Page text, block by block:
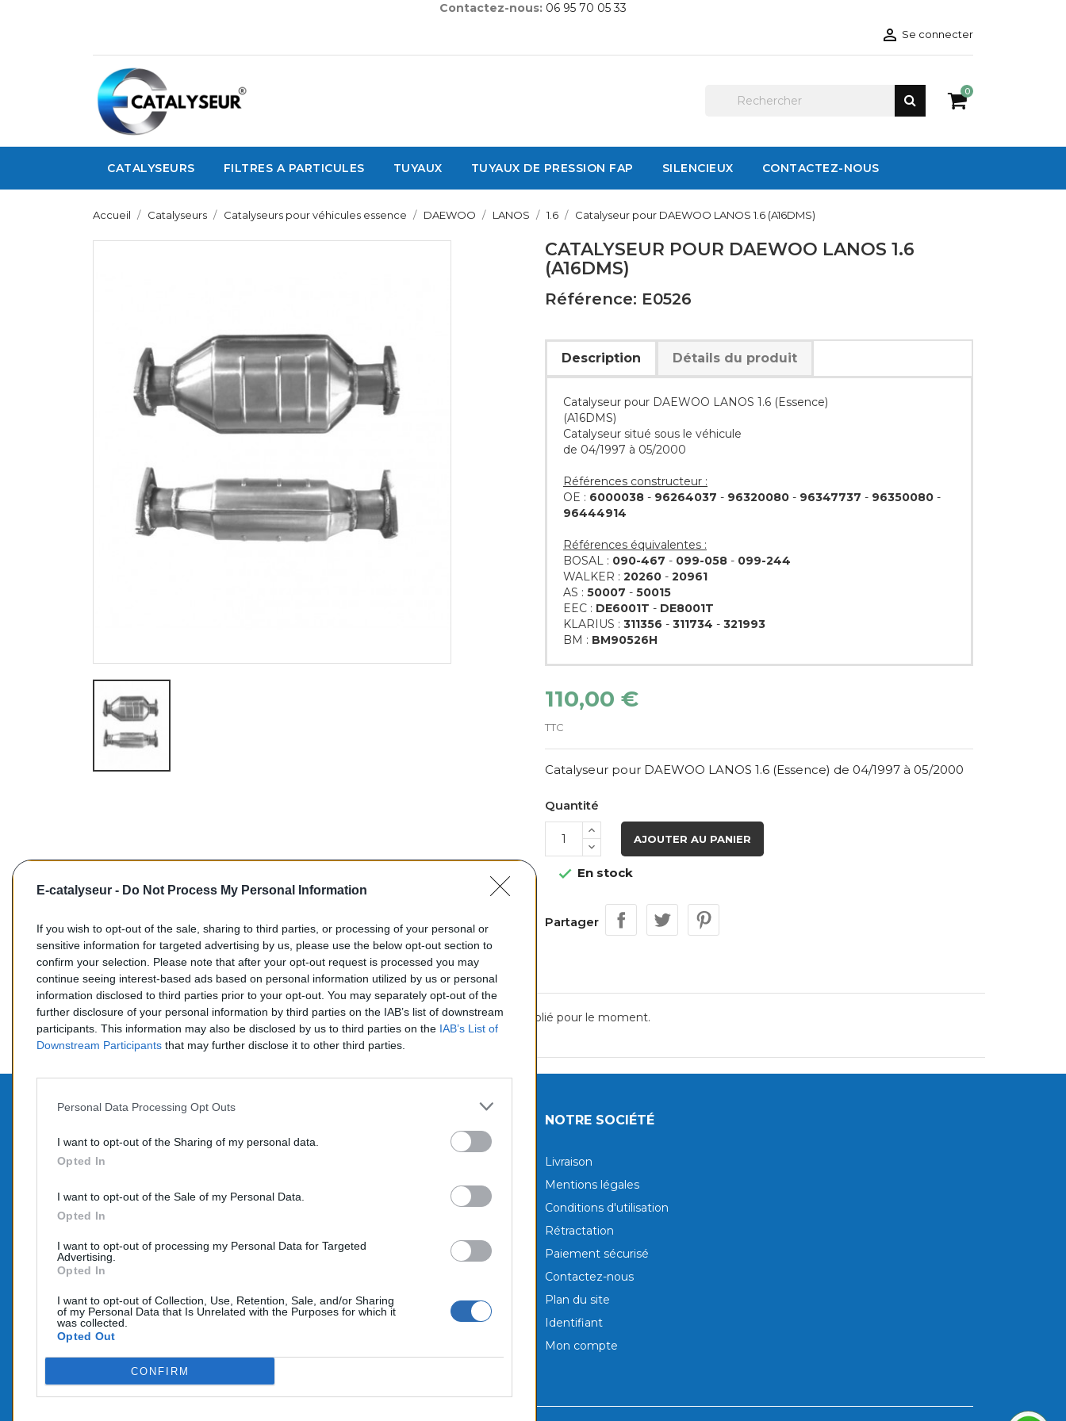
E-catalyseur - Do Not Process My Personal Information
If you wish to opt-out of the sale, sharing to third parties, or processing of your personal or
sensitive information for targeted advertising by us, please use the below opt-out section to
confirm your selection. Please note that after your opt-out request is processed you may
continue seeing interest-based ads based on personal information utilized by us or personal
information disclosed to third parties prior to your opt-out. You may separately opt-out of the
further disclosure of your personal information by third parties on the IAB’s list of downstream
participants. This information may also be disclosed by us to third parties on the IAB’s List of
Downstream Participants that may further disclose it to other third parties.
Personal Data Processing Opt Outs
I want to opt-out of the Sharing of my personal data.
Opted In
I want to opt-out of the Sale of my Personal Data.
Opted In
I want to opt-out of processing my Personal Data for Targeted
Advertising.
Opted In
I want to opt-out of Collection, Use, Retention, Sale, and/or Sharing
of my Personal Data that Is Unrelated with the Purposes for which it
was collected.
Opted Out
CONFIRM
Contactez-nous: 06 95 70 05 33
 Se connecter
0
CATALYSEURS FILTRES A PARTICULES TUYAUX TUYAUX DE PRESSION FAP SILENCIEUX CONTACTEZ-NOUS
Accueil Catalyseurs Catalyseurs pour véhicules essence DAEWOO LANOS 1.6 Catalyseur pour DAEWOO LANOS 1.6 (A16DMS)
CATALYSEUR POUR DAEWOO LANOS 1.6
(A16DMS)
Référence: E0526
Description Détails du produit
Catalyseur pour DAEWOO LANOS 1.6 (Essence)
(A16DMS)
Catalyseur situé sous le véhicule
de 04/1997 à 05/2000
Références constructeur :
OE : 6000038 - 96264037 - 96320080 - 96347737 - 96350080 -
96444914
Références équivalentes :
BOSAL : 090-467 - 099-058 - 099-244
WALKER : 20260 - 20961
AS : 50007 - 50015
EEC : DE6001T - DE8001T
KLARIUS : 311356 - 311734 - 321993
BM : BM90526H
110,00 €
TTC
Catalyseur pour DAEWOO LANOS 1.6 (Essence) de 04/1997 à 05/2000
Quantité
AJOUTER AU PANIER
 En stock
Partager
Commentaires (0)
Aucun avis n'a été publié pour le moment.
TÉLÉPHONE:
COURRIEL :
NOTRE SOCIÉTÉ
Livraison
Mentions légales
Conditions d'utilisation
Rétractation
Paiement sécurisé
Contactez-nous
Plan du site
Identifiant
Mon compte